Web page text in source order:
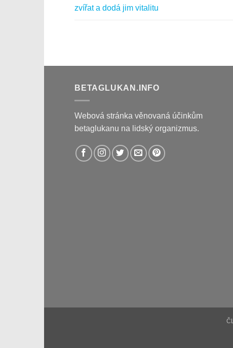
zvířat a dodá jim vitalitu
BETAGLUKAN.INFO
Webová stránka věnovaná účinkům
betaglukanu na lidský organizmus.